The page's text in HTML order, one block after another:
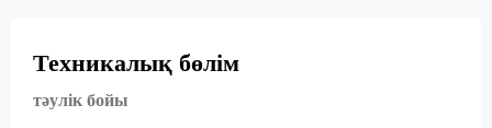
Техникалық бөлім
тәулік бойы